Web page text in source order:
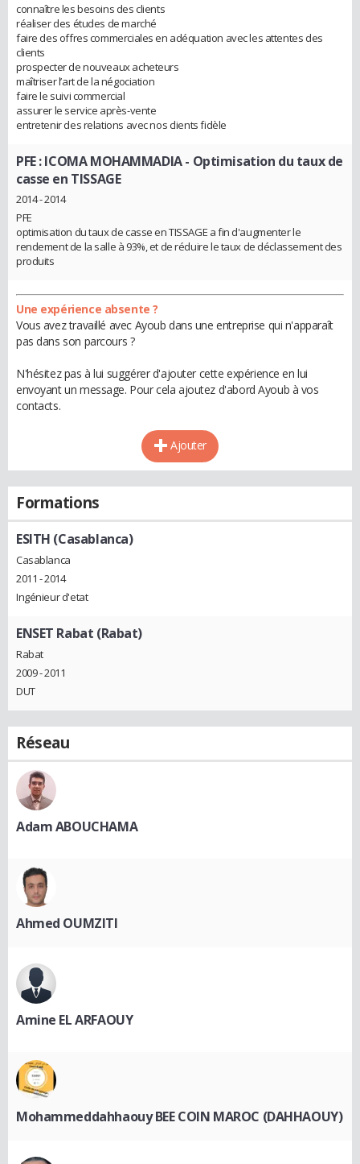
connaître les besoins des clients
réaliser des études de marché
faire des offres commerciales en adéquation avec les attentes des
clients
prospecter de nouveaux acheteurs
maîtriser l’art de la négociation
faire le suivi commercial
assurer le service après-vente
entretenir des relations avec nos clients fidèle
PFE : ICOMA MOHAMMADIA- Optimisation du taux de
casse en TISSAGE
2014 - 2014
PFE
optimisation du taux de casse en TISSAGE a fin d'augmenter le
rendement de la salle à 93%, et de réduire le taux de déclassement des
produits
Une expérience absente ?
Vous avez travaillé avec Ayoub dans une entreprise qui n'apparaît
pas dans son parcours ?
N'hésitez pas à lui suggérer d'ajouter cette expérience en lui
envoyant un message. Pour cela ajoutez d'abord Ayoub à vos
contacts.
Ajouter
Formations
ESITH (Casablanca)
Casablanca
2011 - 2014
Ingénieur d'etat
ENSET Rabat (Rabat)
Rabat
2009 - 2011
DUT
Réseau
Adam ABOUCHAMA
Ahmed OUMZITI
Amine EL ARFAOUY
Mohammeddahhaouy BEE COIN MAROC (DAHHAOUY)